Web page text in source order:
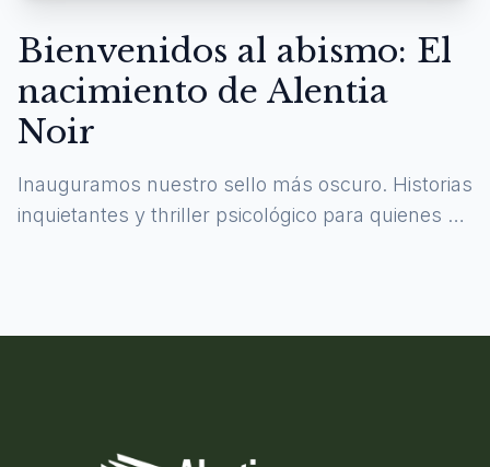
Bienvenidos al abismo: El
nacimiento de Alentia
Noir
Inauguramos nuestro sello más oscuro. Historias
inquietantes y thriller psicológico para quienes se